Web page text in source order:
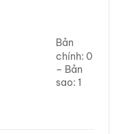
Bản
chính: 0
– Bản
sao: 1